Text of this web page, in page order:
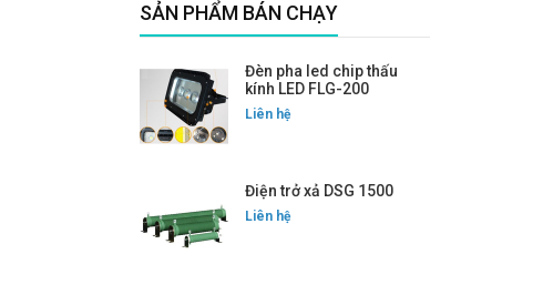
SẢN PHẨM BÁN CHẠY
Đèn pha led chip thấu
kính LED FLG-200
Liên hệ
Điện trở xả DSG 1500
Liên hệ